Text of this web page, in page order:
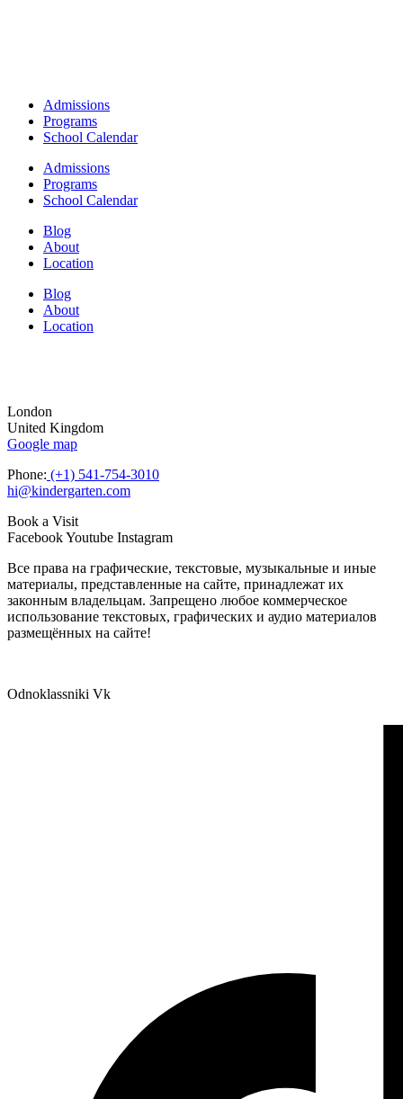
Admissions
Programs
School Calendar
Admissions
Programs
School Calendar
Blog
About
Location
Blog
About
Location
London
United Kingdom
Google map
Phone: (+1) 541-754-3010
hi@kindergarten.com
Book a Visit
FacebookYoutube Instagram
Все права на графические, текстовые, музыкальные и иные
материалы, представленные на сайте, принадлежат их
законным владельцам. Запрещено любое коммерческое
использование текстовых, графических и аудио материалов
размещённых на сайте!
Odnoklassniki Vk